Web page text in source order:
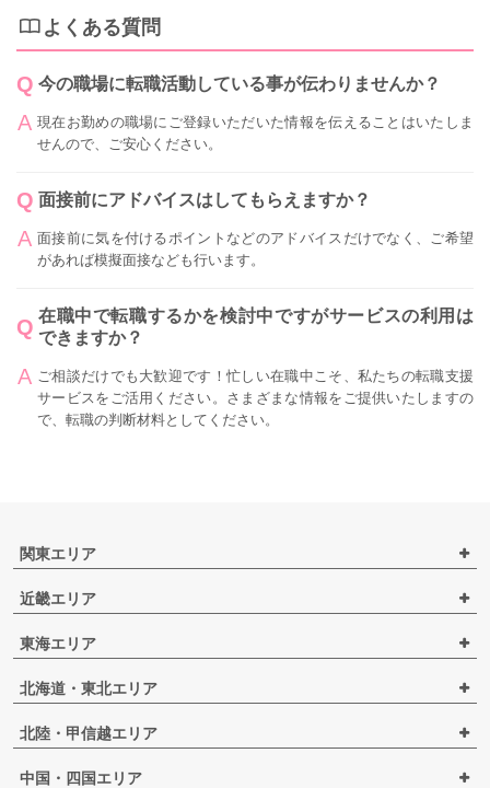
よくある質問
今の職場に転職活動している事が伝わりませんか？
現在お勤めの職場にご登録いただいた情報を伝えることはいたしま
せんので、ご安心ください。
面接前にアドバイスはしてもらえますか？
面接前に気を付けるポイントなどのアドバイスだけでなく、ご希望
があれば模擬面接なども行います。
在職中で転職するかを検討中ですがサービスの利用は
できますか？
ご相談だけでも大歓迎です！忙しい在職中こそ、私たちの転職支援
サービスをご活用ください。さまざまな情報をご提供いたしますの
で、転職の判断材料としてください。
関東エリア
近畿エリア
東海エリア
北海道・東北エリア
北陸・甲信越エリア
中国・四国エリア